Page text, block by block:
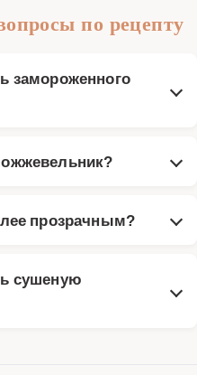
по рецепту
замороженного
прозрачным?
сушеную